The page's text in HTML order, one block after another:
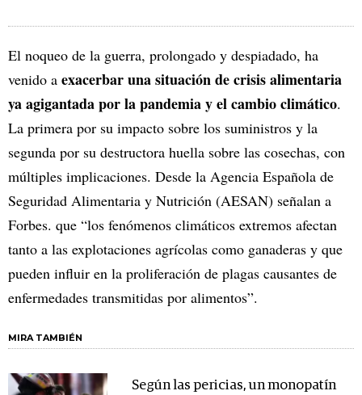
El noqueo de la guerra, prolongado y despiadado, ha
venido a exacerbar una situación de crisis alimentaria
ya agigantada por la pandemia y el cambio climático.
La primera por su impacto sobre los suministros y la
segunda por su destructora huella sobre las cosechas, con
múltiples implicaciones. Desde la Agencia Española de
Seguridad Alimentaria y Nutrición (AESAN) señalan a
Forbes. que “los fenómenos climáticos extremos afectan
tanto a las explotaciones agrícolas como ganaderas y que
pueden influir en la proliferación de plagas causantes de
enfermedades transmitidas por alimentos”.
MIRA TAMBIÉN
Según las pericias, un monopatín